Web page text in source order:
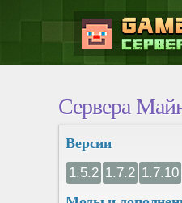
Сервера
Версии
1.5.2 1.7.2 1.7.10